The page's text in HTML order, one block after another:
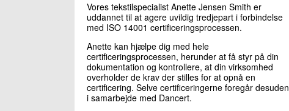
Vores tekstilspecialist Anette Jensen Smith er
uddannet til at agere uvildig tredjepart i forbindelse
med ISO 14001 certificeringsprocessen.
Anette kan hjælpe dig med hele
certificeringsprocessen, herunder at få styr på din
dokumentation og kontrollere, at din virksomhed
overholder de krav der stilles for at opnå en
certificering. Selve certificeringerne foregår desuden
i samarbejde med Dancert.